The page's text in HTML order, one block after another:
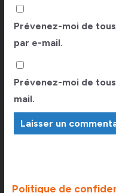
Prévenez-moi de
par e-mail.
Prévenez-moi de
mail.
Politique de